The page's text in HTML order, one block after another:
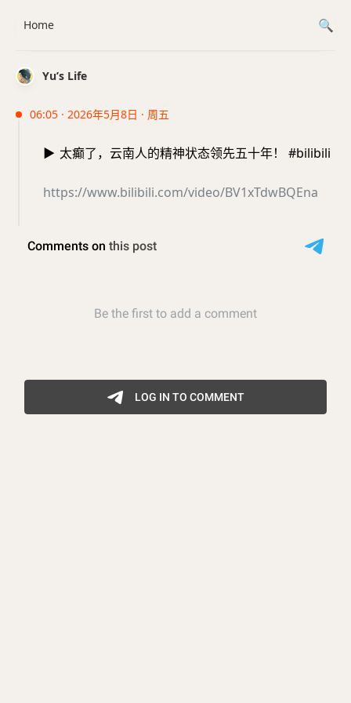
Yu’s Life
06:05 · 2026年5月8日 · 周五
▶️ 太癫了，云南人的精神状态领先五十年！ #bilibili
https://www.bilibili.com/video/BV1xTdwBQEna
Home